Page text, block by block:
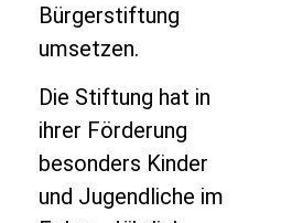
Bürgerstiftung
umsetzen.
Die Stiftung hat in
ihrer Förderung
besonders Kinder
und Jugendliche im